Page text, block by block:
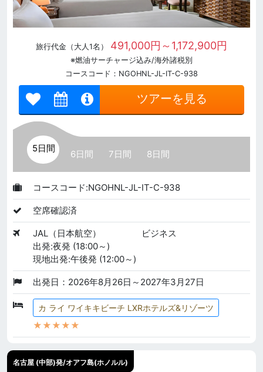
旅行代金（大人1名） 491,000円～1,172,900円
※燃油サーチャージ込み/海外諸税別
コースコード：NGOHNL-JL-IT-C-938
ツアーを見る
5日間
6日間 7日間 8日間
コースコード:NGOHNL-JL-IT-C-938
空席確認済
JAL（日本航空）
ビジネス
出発:夜発 (18:00～)
現地出発:午後発 (12:00～)
出発日：2026年8月26日～2027年3月27日
カ ライ ワイキキビーチ LXRホテルズ&リゾーツ
★★★★★
名古屋 (中部)発/オアフ島(ホノルル)